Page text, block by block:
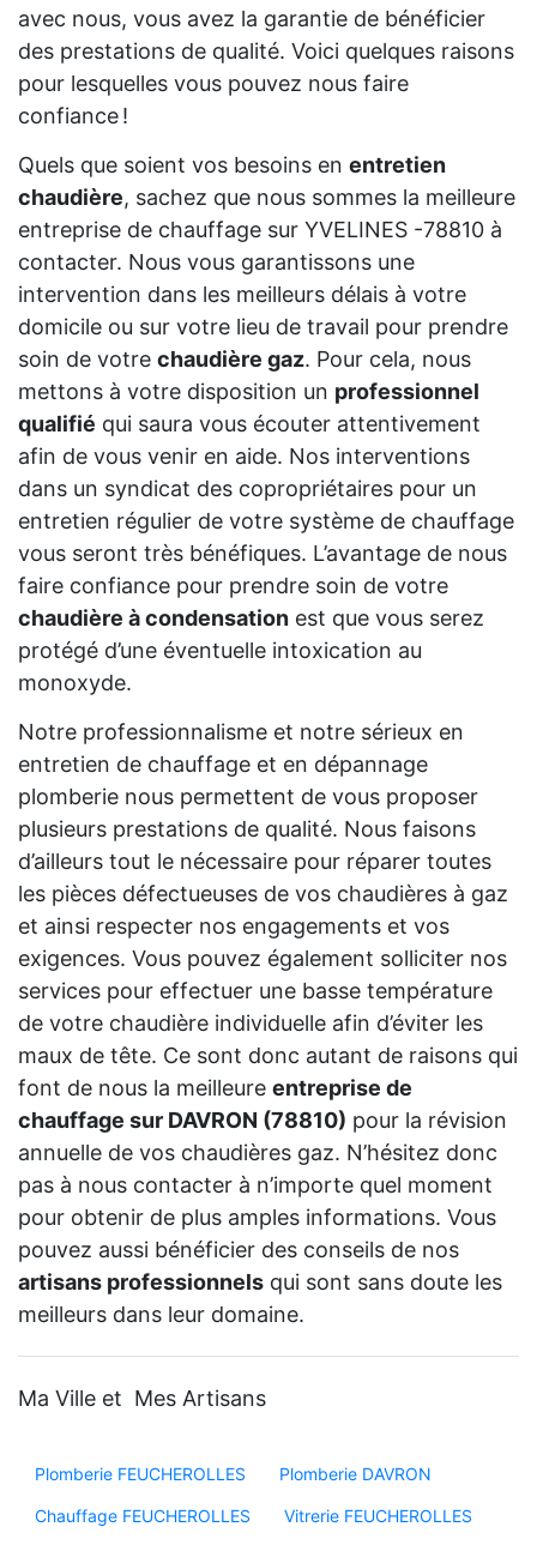
avec nous, vous avez la garantie de bénéficier
des prestations de qualité. Voici quelques raisons
pour lesquelles vous pouvez nous faire
confiance !
Quels que soient vos besoins en entretien
chaudière, sachez que nous sommes la meilleure
entreprise de chauffage sur YVELINES -78810 à
contacter. Nous vous garantissons une
intervention dans les meilleurs délais à votre
domicile ou sur votre lieu de travail pour prendre
soin de votre chaudière gaz. Pour cela, nous
mettons à votre disposition un professionnel
qualifié qui saura vous écouter attentivement
afin de vous venir en aide. Nos interventions
dans un syndicat des copropriétaires pour un
entretien régulier de votre système de chauffage
vous seront très bénéfiques. L’avantage de nous
faire confiance pour prendre soin de votre
chaudière à condensation est que vous serez
protégé d’une éventuelle intoxication au
monoxyde.
Notre professionnalisme et notre sérieux en
entretien de chauffage et en dépannage
plomberie nous permettent de vous proposer
plusieurs prestations de qualité. Nous faisons
d’ailleurs tout le nécessaire pour réparer toutes
les pièces défectueuses de vos chaudières à gaz
et ainsi respecter nos engagements et vos
exigences. Vous pouvez également solliciter nos
services pour effectuer une basse température
de votre chaudière individuelle afin d’éviter les
maux de tête. Ce sont donc autant de raisons qui
font de nous la meilleure entreprise de
chauffage sur DAVRON (78810) pour la révision
annuelle de vos chaudières gaz. N’hésitez donc
pas à nous contacter à n’importe quel moment
pour obtenir de plus amples informations. Vous
pouvez aussi bénéficier des conseils de nos
artisans professionnels qui sont sans doute les
meilleurs dans leur domaine.
Ma Ville et Mes Artisans
Plomberie FEUCHEROLLES Plomberie DAVRON
Chauffage FEUCHEROLLES Vitrerie FEUCHEROLLES